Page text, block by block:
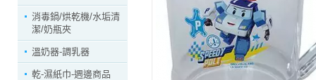
消毒鍋/烘乾機/水垢清
潔/奶瓶夾
溫奶器-調乳器
乾-濕紙巾-週邊商品